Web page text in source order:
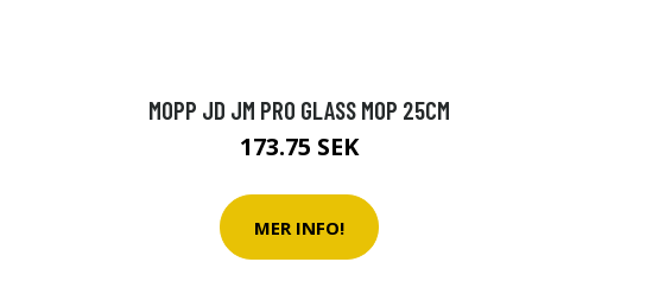
MOPP JD JM PRO GLASS MOP 25CM
173.75 SEK
MER INFO!